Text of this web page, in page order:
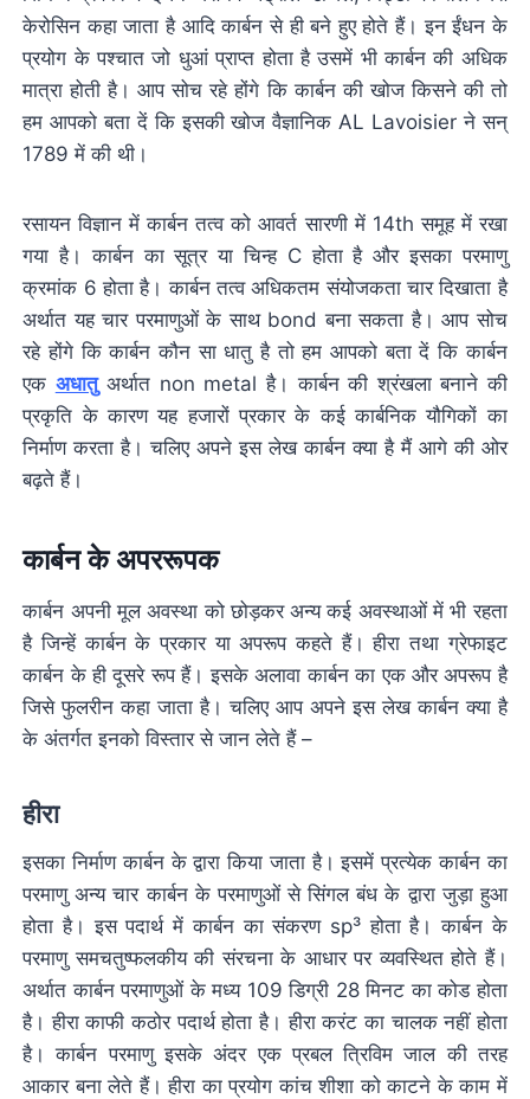
केरोसिन कहा जाता है आदि कार्बन से ही बने हुए होते हैं। इन ईंधन के
प्रयोग के पश्चात जो धुआं प्राप्त होता है उसमें भी कार्बन की अधिक
मात्रा होती है। आप सोच रहे होंगे कि कार्बन की खोज किसने की तो
हम आपको बता दें कि इसकी खोज वैज्ञानिक AL Lavoisier ने सन्
1789 में की थी।
रसायन विज्ञान में कार्बन तत्व को आवर्त सारणी में 14th समूह में रखा
गया है। कार्बन का सूत्र या चिन्ह C होता है और इसका परमाणु
क्रमांक 6 होता है। कार्बन तत्व अधिकतम संयोजकता चार दिखाता है
अर्थात यह चार परमाणुओं के साथ bond बना सकता है। आप सोच
रहे होंगे कि कार्बन कौन सा धातु है तो हम आपको बता दें कि कार्बन
एक अधातुअर्थात non metal है। कार्बन की श्रंखला बनाने की
प्रकृति के कारण यह हजारों प्रकार के कई कार्बनिक यौगिकों का
निर्माण करता है। चलिए अपने इस लेख कार्बन क्या है मैं आगे की ओर
बढ़ते हैं।
कार्बन के अपररूपक
कार्बन अपनी मूल अवस्था को छोड़कर अन्य कई अवस्थाओं में भी रहता
है जिन्हें कार्बन के प्रकार या अपरूप कहते हैं। हीरा तथा ग्रेफाइट
कार्बन के ही दूसरे रूप हैं। इसके अलावा कार्बन का एक और अपरूप है
जिसे फुलरीन कहा जाता है। चलिए आप अपने इस लेख कार्बन क्या है
के अंतर्गत इनको विस्तार से जान लेते हैं –
हीरा
इसका निर्माण कार्बन के द्वारा किया जाता है। इसमें प्रत्येक कार्बन का
परमाणु अन्य चार कार्बन के परमाणुओं से सिंगल बंध के द्वारा जुड़ा हुआ
होता है। इस पदार्थ में कार्बन का संकरण sp³ होता है। कार्बन के
परमाणु समचतुष्फलकीय की संरचना के आधार पर व्यवस्थित होते हैं।
अर्थात कार्बन परमाणुओं के मध्य 109 डिग्री 28 मिनट का कोड होता
है। हीरा काफी कठोर पदार्थ होता है। हीरा करंट का चालक नहीं होता
है। कार्बन परमाणु इसके अंदर एक प्रबल त्रिविम जाल की तरह
आकार बना लेते हैं। हीरा का प्रयोग कांच शीशा को काटने के काम में